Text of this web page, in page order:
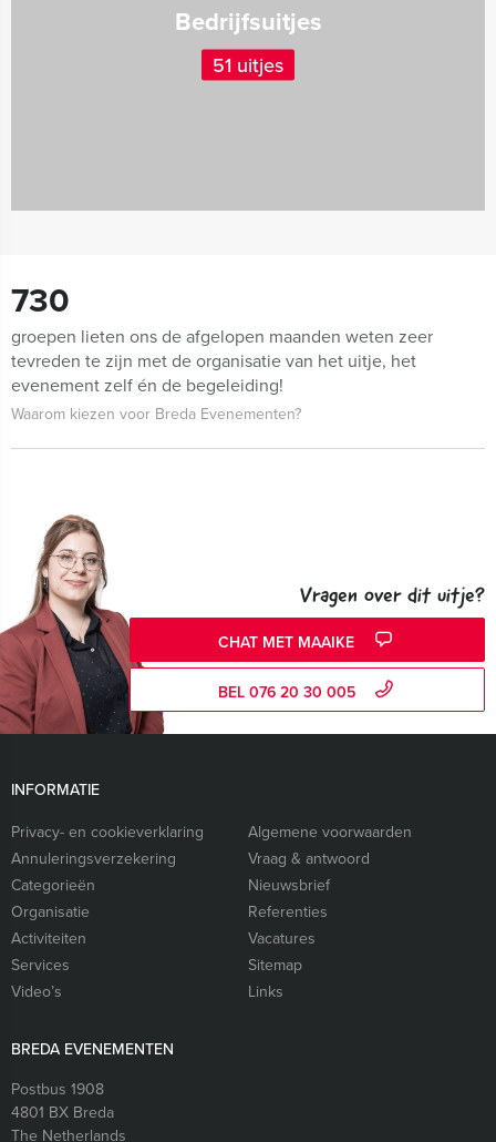
Bedrijfsuitjes
51 uitjes
730
groepen lieten ons de afgelopen maanden weten zeer
tevreden te zijn met de organisatie van het uitje, het
evenement zelf én de begeleiding!
Waarom kiezen voor Breda Evenementen?
Vragen over dit uitje?
CHAT MET MAAIKE
BEL 076 20 30 005
INFORMATIE
Privacy- en cookieverklaring
Algemene voorwaarden
Annuleringsverzekering
Vraag & antwoord
Categorieën
Nieuwsbrief
Organisatie
Referenties
Activiteiten
Vacatures
Services
Sitemap
Video’s
Links
BREDA EVENEMENTEN
Postbus 1908
4801 BX Breda
The Netherlands